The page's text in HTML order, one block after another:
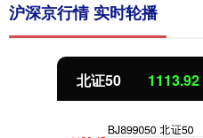
沪深京行情 实时轮播
北证50 1113.84